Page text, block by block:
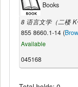
Books
8 语言文学（二楼
855 8660.1-14 (
Available
045168